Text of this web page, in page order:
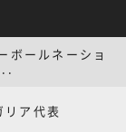
ボールネーショ
リア代表